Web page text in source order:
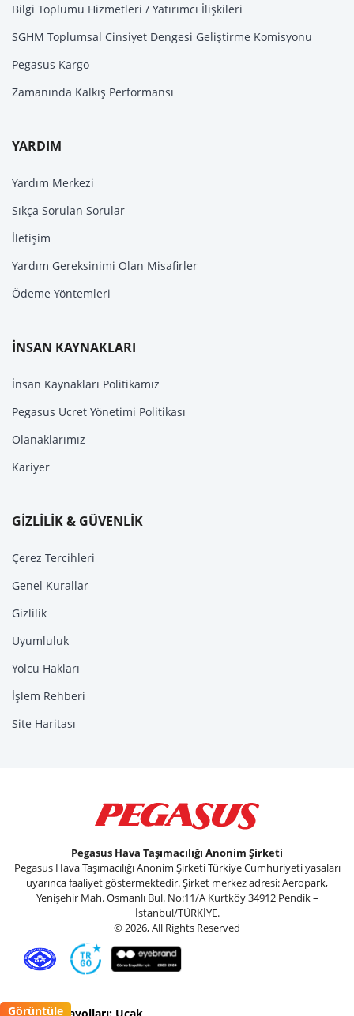
Bilgi Toplumu Hizmetleri / Yatırımcı İlişkileri
SGHM Toplumsal Cinsiyet Dengesi Geliştirme Komisyonu
Pegasus Kargo
Zamanında Kalkış Performansı
YARDIM
Yardım Merkezi
Sıkça Sorulan Sorular
İletişim
Yardım Gereksinimi Olan Misafirler
Ödeme Yöntemleri
İNSAN KAYNAKLARI
İnsan Kaynakları Politikamız
Pegasus Ücret Yönetimi Politikası
Olanaklarımız
Kariyer
GİZLİLİK & GÜVENLİK
Çerez Tercihleri
Genel Kurallar
Gizlilik
Uyumluluk
Yolcu Hakları
İşlem Rehberi
Site Haritası
Pegasus Hava Taşımacılığı Anonim Şirketi
Pegasus Hava Taşımacılığı Anonim Şirketi Türkiye Cumhuriyeti yasaları
uyarınca faaliyet göstermektedir. Şirket merkez adresi: Aeropark,
Yenişehir Mah. Osmanlı Bul. No:11/A Kurtköy 34912 Pendik –
İstanbul/TÜRKİYE.
© 2026, All Rights Reserved
Görüntüle